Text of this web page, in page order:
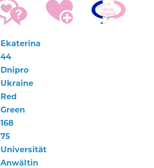
Ekaterina
44
Dnipro
Ukraine
Red
Green
168
75
Universität
Anwältin